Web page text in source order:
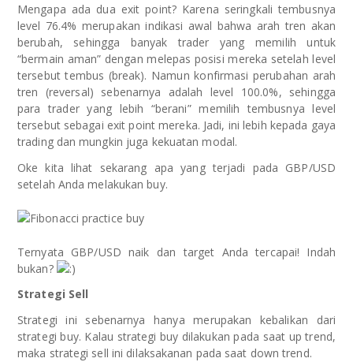
Mengapa ada dua exit point? Karena seringkali tembusnya
level 76.4% merupakan indikasi awal bahwa arah tren akan
berubah, sehingga banyak trader yang memilih untuk
“bermain aman” dengan melepas posisi mereka setelah level
tersebut tembus (break). Namun konfirmasi perubahan arah
tren (reversal) sebenarnya adalah level 100.0%, sehingga
para trader yang lebih “berani” memilih tembusnya level
tersebut sebagai exit point mereka. Jadi, ini lebih kepada gaya
trading dan mungkin juga kekuatan modal.
Oke kita lihat sekarang apa yang terjadi pada GBP/USD
setelah Anda melakukan buy.
Ternyata GBP/USD naik dan target Anda tercapai! Indah
bukan?
Strategi Sell
Strategi ini sebenarnya hanya merupakan kebalikan dari
strategi buy. Kalau strategi buy dilakukan pada saat up trend,
maka strategi sell ini dilaksakanan pada saat down trend.